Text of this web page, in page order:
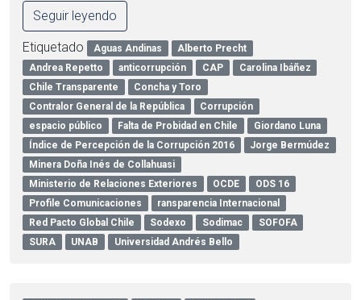
Seguir leyendo
Etiquetado Aguas Andinas
Alberto Precht
Andrea Repetto
anticorrupción CAP
Carolina Ibáñez
Chile Transparente
Concha y Toro
Contralor General de la República
Corrupción
espacio público
Falta de Probidad en Chile
Giordano Luna
Índice de Percepción de la Corrupción 2016
Jorge Bermúdez
Minera Doña Inés de Collahuasi
Ministerio de Relaciones Exteriores
OCDE
ODS 16
Profile Comunicaciones
ransparencia Internacional
Red Pacto Global Chile
Sodexo Sodimac
SOFOFA
SURA
UNAB Universidad Andrés Bello